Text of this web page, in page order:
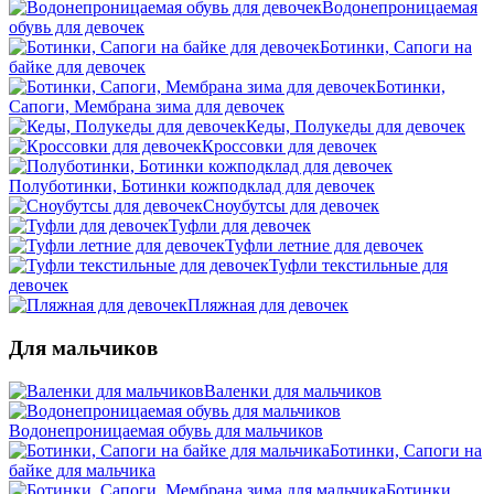
Водонепроницаемая
обувь для девочек
Ботинки, Сапоги на
байке для девочек
Ботинки,
Сапоги, Мембрана зима для девочек
Кеды, Полукеды для девочек
Кроссовки для девочек
Полуботинки, Ботинки кожподклад для девочек
Сноубутсы для девочек
Туфли для девочек
Туфли летние для девочек
Туфли текстильные для
девочек
Пляжная для девочек
Для мальчиков
Валенки для мальчиков
Водонепроницаемая обувь для мальчиков
Ботинки, Сапоги на
байке для мальчика
Ботинки,